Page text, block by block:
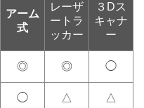
アーム
式
レーザ
ートラ
ッカー
３Dス
キャナ
ー
◎ ◎ ◯
◯ △ △